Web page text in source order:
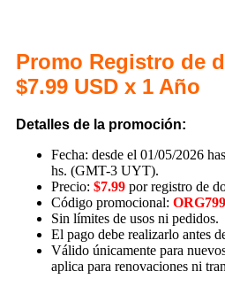
Promo Registro de
$7.99 USD x 1 Año
Detalles de la promoción:
Fecha: desde el 01/05/2026
hs. (GMT-3 UYT).
Precio: $7.99 por registro de
Código promocional: ORG799
Sin límites de usos ni pedidos.
El pago debe realizarlo antes
Válido únicamente para
aplica para renovaciones ni